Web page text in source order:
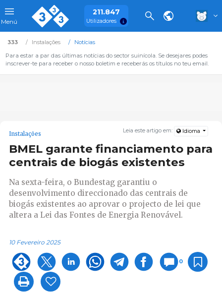
Menú
211.847
Utilizadores
333 Instalações
Notícias
Para estar a par das últimas notícias do sector suinícola. Se desejares podes
inscrever-te para receber o nosso boletim e receberás os títulos no teu email.
Leia este artigo em: Idioma
Instalações
BMEL garante financiamento para
centrais de biogás existentes
Na sexta-feira, o Bundestag garantiu o
desenvolvimento direccionado das centrais de
biogás existentes ao aprovar o projecto de lei que
altera a Lei das Fontes de Energia Renovável.
10 Fevereiro 2025
0